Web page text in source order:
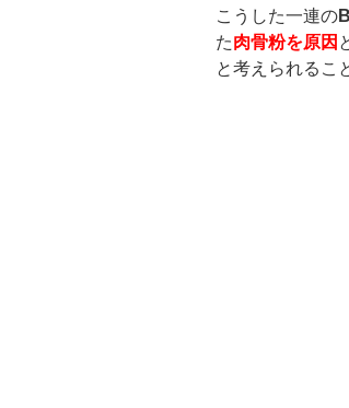
こうした一連の
た肉骨粉を原因
と考えられるこ